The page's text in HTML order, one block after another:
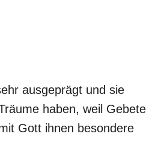
ausgeprägt und sie
haben, weil Gebete
Gott ihnen besondere